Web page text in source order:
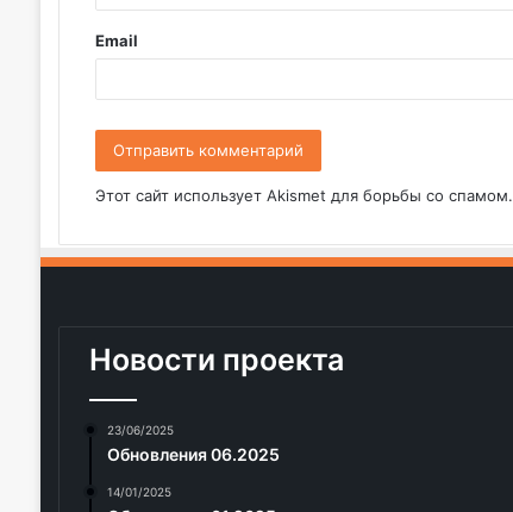
й
*
Email
Этот сайт использует Akismet для борьбы со спамом.
Новости проекта
23/06/2025
Обновления 06.2025
14/01/2025